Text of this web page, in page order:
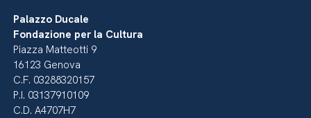
Palazzo Ducale
Fondazione per la Cultura
Piazza Matteotti 9
16123 Genova
C.F. 03288320157
P.I. 03137910109
C.D. A4707H7